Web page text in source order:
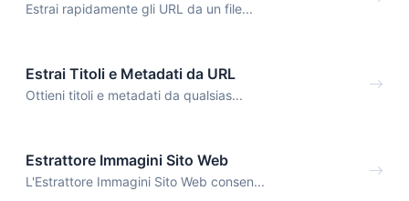
Estrai rapidamente gli URL da un file...
Estrai Titoli e Metadati da URL
Ottieni titoli e metadati da qualsias...
Estrattore Immagini Sito Web
L'Estrattore Immagini Sito Web consen...